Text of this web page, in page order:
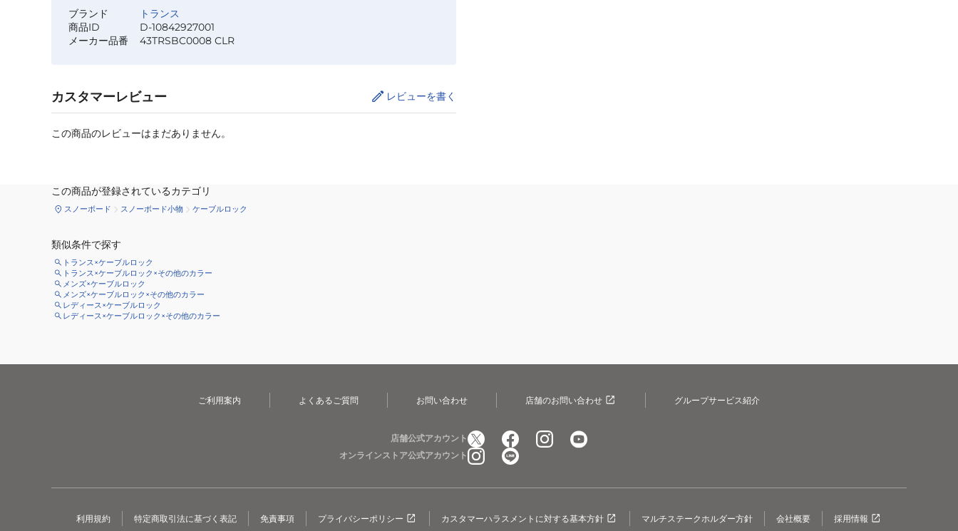
ブランド
トランス
商品ID
D-10842927001
メーカー品番
43TRSBC0008 CLR
カスタマーレビュー レビューを書く
この商品のレビューはまだありません。
この商品が登録されているカテゴリ
スノーボード スノーボード小物 ケーブルロック
類似条件で探す
トランス×ケーブルロック
トランス×ケーブルロック×その他のカラー
メンズ×ケーブルロック
メンズ×ケーブルロック×その他のカラー
レディース×ケーブルロック
レディース×ケーブルロック×その他のカラー
ご利用案内 よくあるご質問 お問い合わせ 店舗のお問い合わせ グループサービス紹介
店舗公式アカウント
オンラインストア公式アカウント
利用規約 特定商取引法に基づく表記 免責事項 プライバシーポリシー カスタマーハラスメントに対する基本方針 マルチステークホルダー方針 会社概要 採用情報